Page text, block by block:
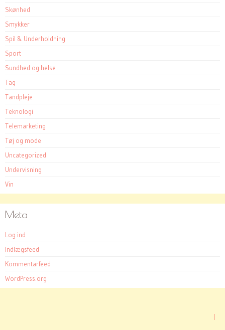
Skønhed
Smykker
Spil & Underholdning
Sport
Sundhed og helse
Tag
Tandpleje
Teknologi
Telemarketing
Tøj og mode
Uncategorized
Undervisning
Vin
Meta
Log ind
Indlægsfeed
Kommentarfeed
WordPress.org